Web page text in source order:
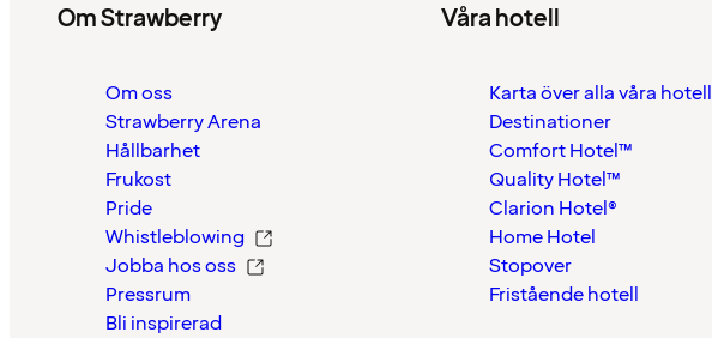
Om Strawberry
Om oss
Strawberry Arena
Hållbarhet
Frukost
Pride
Whistleblowing
Jobba hos oss
Pressrum
Bli inspirerad
Våra hotell
Karta över alla våra hotell
Destinationer
Comfort Hotel™
Quality Hotel™
Clarion Hotel®
Home Hotel
Stopover
Fristående hotell